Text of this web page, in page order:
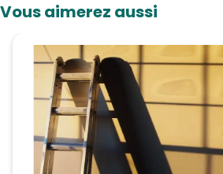
Vous aimerez aussi